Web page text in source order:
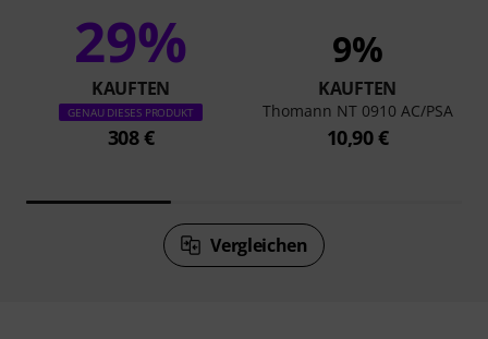
29%
KAUFTEN
GENAU DIESES PRODUKT
308 €
9%
KAUFTEN
Thomann NT 0910 AC/PSA
10,90 €
Vergleichen